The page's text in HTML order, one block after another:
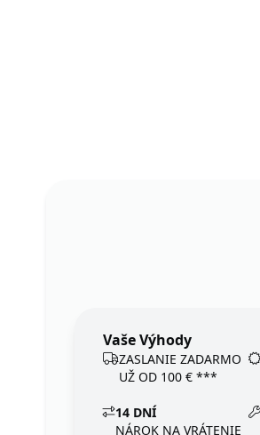
Vaše Výhody
ZASLANIE ZADARMO
UŽ OD 100 € ***
14 DNÍ
NÁROK NA VRÁTENIE